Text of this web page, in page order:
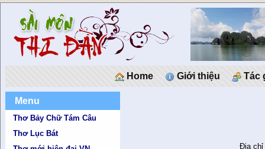
Home Giới thiệu Tác
Menu
Thơ Bảy Chữ Tám Câu
Thơ Lục Bát
Địa chỉ